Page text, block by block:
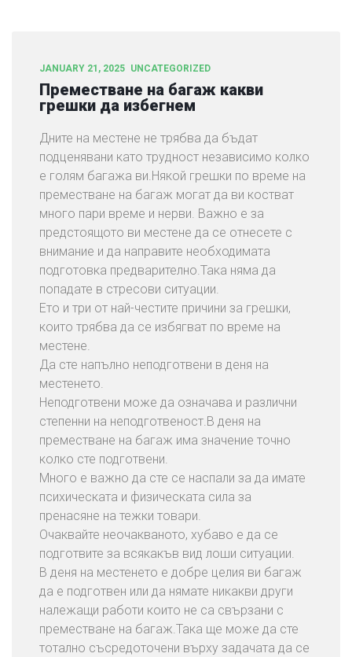
JANUARY 21, 2025 UNCATEGORIZED
Преместване на багаж какви
грешки да избегнем
Дните на местене не трябва да бъдат
подценявани като трудност независимо колко
е голям багажа ви.Някой грешки по време на
преместване на багаж могат да ви костват
много пари време и нерви. Важно е за
предстоящото ви местене да се отнесете с
внимание и да направите необходимата
подготовка предварително.Така няма да
попадате в стресови ситуации.
Ето и три от най-честите причини за грешки,
които трябва да се избягват по време на
местене.
Да сте напълно неподготвени в деня на
местенето.
Неподготвени може да означава и различни
степенни на неподготвеност.В деня на
преместване на багаж има значение точно
колко сте подготвени.
Много е важно да сте се наспали за да имате
психическата и физическата сила за
пренасяне на тежки товари.
Очаквайте неочакваното, хубаво е да се
подготвите за всякакъв вид лоши ситуации.
В деня на местенето е добре целия ви багаж
да е подготвен или да нямате никакви други
належащи работи които не са свързани с
преместване на багаж.Така ще може да сте
тотално съсредоточени върху задачата да се